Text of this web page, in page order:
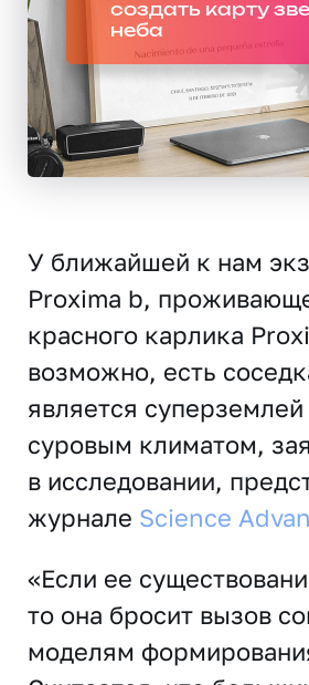
создать карту
неба
У ближайшей к нам
Proxima b,
красного карлика
возможно, есть
является
суровым климатом,
в исследовании,
журнале Science
«Если ее
то она бросит вызов
моделям